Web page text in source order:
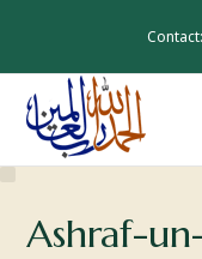
Ashraf-